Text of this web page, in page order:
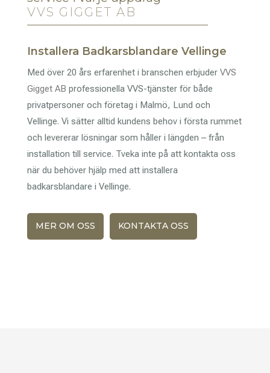
VVS GIGGET AB
Installera Badkarsblandare Vellinge
Med över 20 års erfarenhet i branschen erbjuder VVS
Gigget AB professionella VVS-tjänster för både
privatpersoner och företag i Malmö, Lund och
Vellinge. Vi sätter alltid kundens behov i första rummet
och levererar lösningar som håller i längden – från
installation till service. Tveka inte på att kontakta oss
när du behöver hjälp med att installera
badkarsblandare i Vellinge.
MER OM OSS KONTAKTA OSS